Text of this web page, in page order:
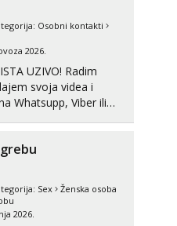
traži...
#160
min
kada se oslobodi
min
kada se oslobodi
Osobni kontakti
2026.
Radim
svoja videa i
Sex
Ženska osoba
2026.